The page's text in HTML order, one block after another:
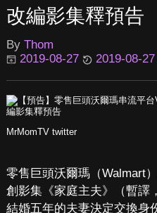
改編影集釋預告
By Thom
2019-08-27
2019-08-
MrMomTV twitter
零售巨頭沃爾瑪（Walmart
創影集《家庭主夫》（暫譯
結婚五年的夫妻決定交換身